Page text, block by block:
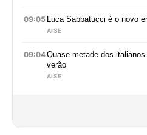
09:05 Luca Sabbatucci é o novo
AISE
09:04Quase metade dos
verão
AISE